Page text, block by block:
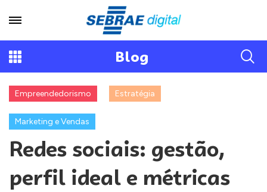
Blog
Empreendedorismo Estratégia
Marketing e Vendas
Redes sociais: gestão,
perfil ideal e métricas